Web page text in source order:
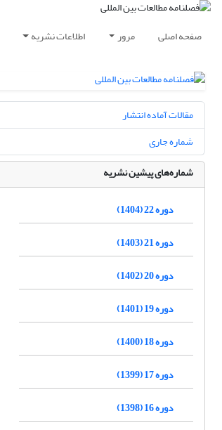
صفحه اصلی مرور اطلاعات نشریه
مقالات آماده انتشار
شماره جاری
شماره‌های پیشین نشریه
دوره 22 (1404)
دوره 21 (1403)
دوره 20 (1402)
دوره 19 (1401)
دوره 18 (1400)
دوره 17 (1399)
دوره 16 (1398)